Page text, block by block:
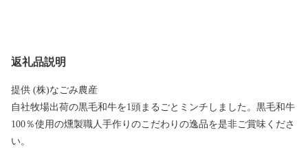
返礼品説明
提供 (株)なごみ農産
自社牧場出荷の黒毛和牛を1頭まるごとミンチしました。黒毛和牛
100％使用の燻製職人手作りのこだわりの逸品を是非ご賞味くださ
い。